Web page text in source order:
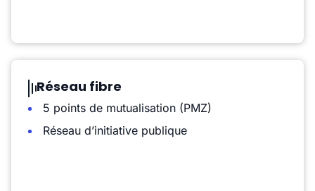
Réseau fibre
5 points de mutualisation (PMZ)
Réseau d’initiative publique